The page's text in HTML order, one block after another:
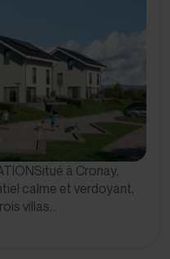
à Cronay,
calme et verdoyant,
villas…